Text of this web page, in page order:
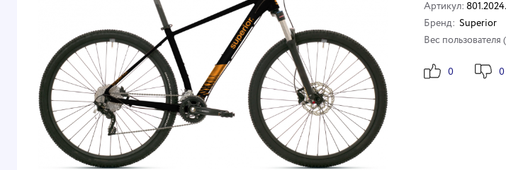
Артикул:
Бренд: Superior
Вес пользователя
0 0